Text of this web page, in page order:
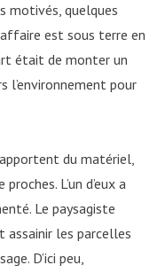
motivés, quelques
est sous terre en
était de monter un
pour
du matériel,
L’un d’eux a
Le paysagiste
assainir les parcelles
D’ici peu,